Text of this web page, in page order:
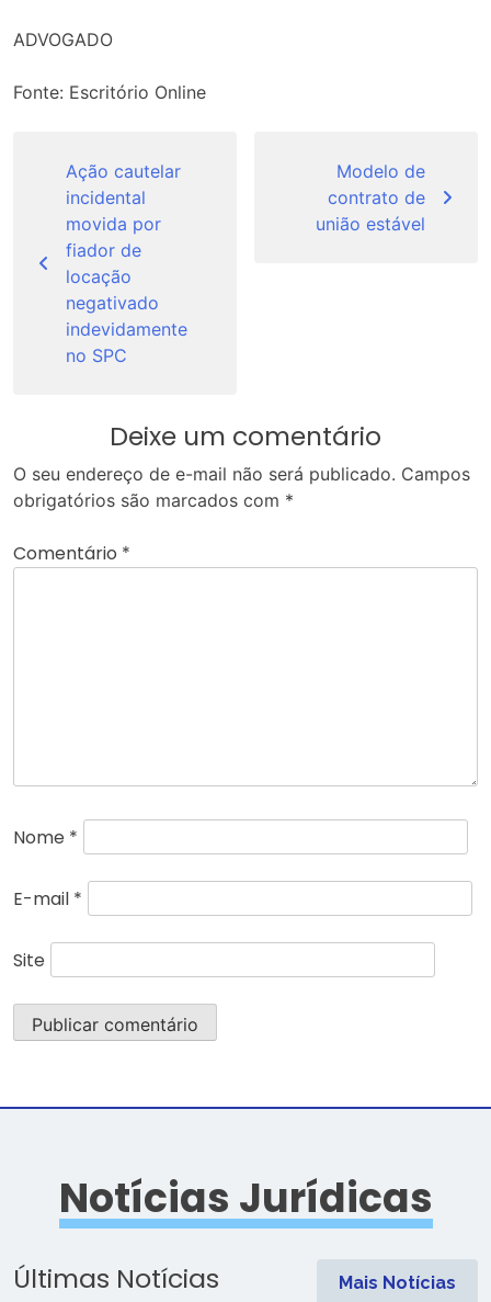
ADVOGADO
Fonte: Escritório Online
Post
Ação cautelar
incidental
movida por
fiador de
locação
negativado
indevidamente
no SPC
Modelo de
contrato de
união estável
Deixe um comentário
O seu endereço de e-mail não será publicado. Campos
obrigatórios são marcados com *
Comentário *
Nome *
E-mail *
Site
Notícias Jurídicas
Últimas Notícias Mais Notícias